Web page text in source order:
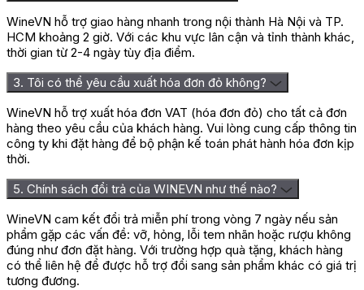
trọng. Mua ngay để trải nghiệm sự sang trọng và đẳng cấp của
Chateau La Vignolle Bordeaux Supérieur.
Đánh giá
Chưa có đánh giá nào.
Hãy là người đầu tiên nhận xét “Rượu Vang Chateau La Vignolle
Bordeaux Supérieur”
Bạn phảiđăng nhậpđể gửi đánh giá.
WineVN hỗ trợ giao hàng nhanh trong nội thành Hà Nội và TP.
HCM khoảng 2 giờ. Với các khu vực lân cận và tỉnh thành khác,
thời gian từ 2-4 ngày tùy địa điểm.
3. Tôi có thể yêu cầu xuất hóa đơn đỏ không?
WineVN hỗ trợ xuất hóa đơn VAT (hóa đơn đỏ) cho tất cả đơn
hàng theo yêu cầu của khách hàng. Vui lòng cung cấp thông tin
công ty khi đặt hàng để bộ phận kế toán phát hành hóa đơn kịp
thời.
5. Chính sách đổi trả của WINEVN như thế nào?
WineVN cam kết đổi trả miễn phí trong vòng 7 ngày nếu sản
phẩm gặp các vấn đề: vỡ, hỏng, lỗi tem nhãn hoặc rượu không
đúng như đơn đặt hàng. Với trường hợp quà tặng, khách hàng
có thể liên hệ để được hỗ trợ đổi sang sản phẩm khác có giá trị
tương đương.